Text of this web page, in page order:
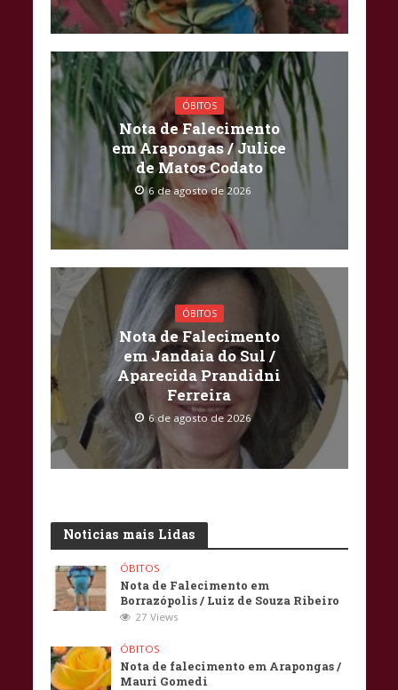
ÓBITOS
Nota de Falecimento
em Arapongas / Julice
de Matos Codato
6 de agosto de 2026
ÓBITOS
Nota de Falecimento
em Jandaia do Sul /
Aparecida Prandidni
Ferreira
6 de agosto de 2026
Noticias mais Lidas
ÓBITOS
Nota de Falecimento em
Borrazópolis / Luiz de Souza Ribeiro
27 Views
ÓBITOS
Nota de falecimento em Arapongas /
Mauri Gomedi